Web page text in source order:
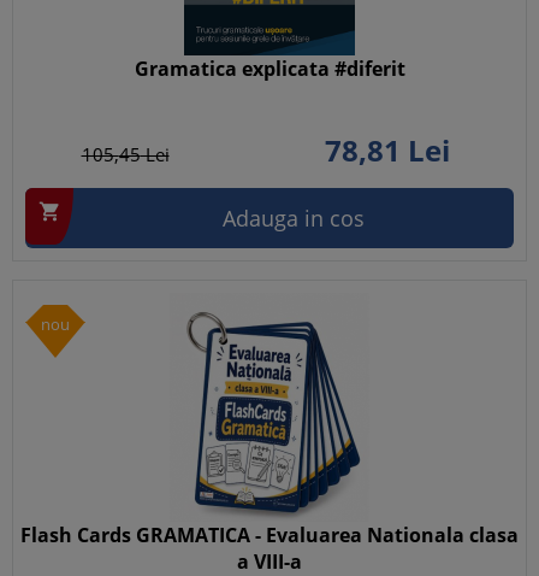
Gramatica explicata #diferit
105,45Lei 78,81 Lei
 Adauga in cos
nou
Flash Cards GRAMATICA - Evaluarea Nationala clasa
a VIII-a